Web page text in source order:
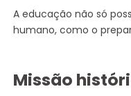
A educação não só
humano, como o
Missão